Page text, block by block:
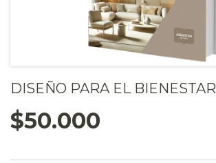
DISEÑO PARA EL BIENESTAR
$50.000